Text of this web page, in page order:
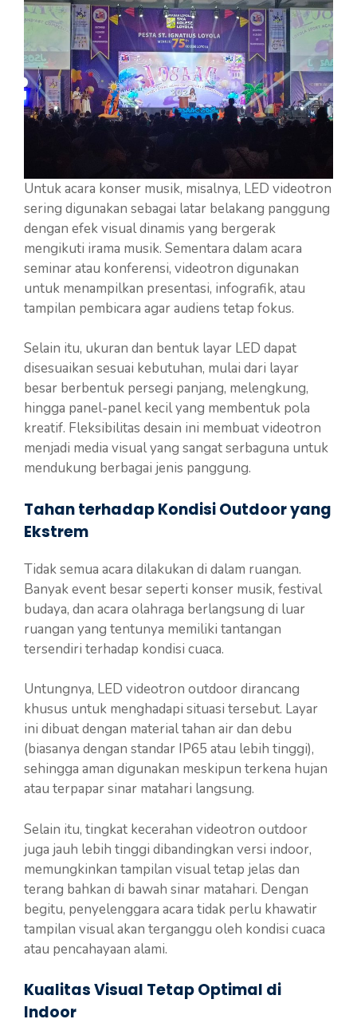
Untuk acara konser musik, misalnya, LED videotron
sering digunakan sebagai latar belakang panggung
dengan efek visual dinamis yang bergerak
mengikuti irama musik. Sementara dalam acara
seminar atau konferensi, videotron digunakan
untuk menampilkan presentasi, infografik, atau
tampilan pembicara agar audiens tetap fokus.
Selain itu, ukuran dan bentuk layar LED dapat
disesuaikan sesuai kebutuhan, mulai dari layar
besar berbentuk persegi panjang, melengkung,
hingga panel-panel kecil yang membentuk pola
kreatif. Fleksibilitas desain ini membuat videotron
menjadi media visual yang sangat serbaguna untuk
mendukung berbagai jenis panggung.
Tahan terhadap Kondisi Outdoor yang
Ekstrem
Tidak semua acara dilakukan di dalam ruangan.
Banyak event besar seperti konser musik, festival
budaya, dan acara olahraga berlangsung di luar
ruangan yang tentunya memiliki tantangan
tersendiri terhadap kondisi cuaca.
Untungnya, LED videotron outdoor dirancang
khusus untuk menghadapi situasi tersebut. Layar
ini dibuat dengan material tahan air dan debu
(biasanya dengan standar IP65 atau lebih tinggi),
sehingga aman digunakan meskipun terkena hujan
atau terpapar sinar matahari langsung.
Selain itu, tingkat kecerahan videotron outdoor
juga jauh lebih tinggi dibandingkan versi indoor,
memungkinkan tampilan visual tetap jelas dan
terang bahkan di bawah sinar matahari. Dengan
begitu, penyelenggara acara tidak perlu khawatir
tampilan visual akan terganggu oleh kondisi cuaca
atau pencahayaan alami.
Kualitas Visual Tetap Optimal di
Indoor